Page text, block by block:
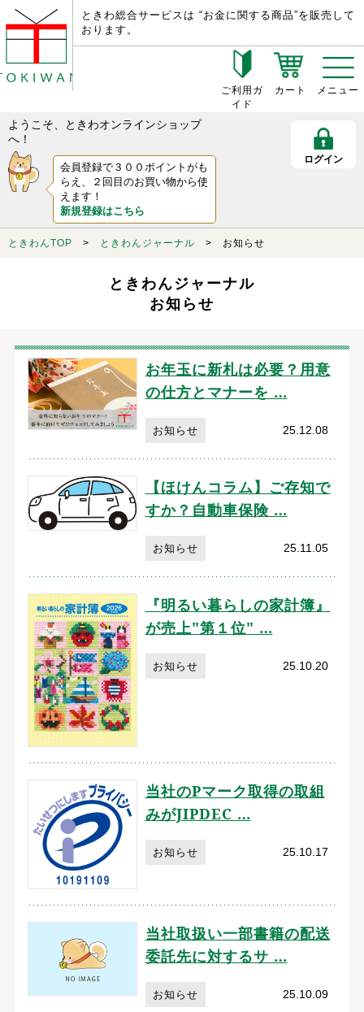
ときわ総合サービスは “お金に関する商品”を販売して
おります。
ご利用ガ
イド
カート メニュー
ようこそ、ときわオンラインショップ
へ！
会員登録で３００ポイントがも
らえ、２回目のお買い物から使
えます！
新規登録はこちら
ログイン
ときわんTOP > ときわんジャーナル > お知らせ
ときわんジャーナル
お知らせ
お年玉に新札は必要？用意
の仕方とマナーを …
お知らせ 25.12.08
【ほけんコラム】ご存知で
すか？自動車保険 …
お知らせ 25.11.05
『明るい暮らしの家計簿』
が売上"第１位" …
お知らせ 25.10.20
当社のPマーク取得の取組
みがJIPDEC …
お知らせ 25.10.17
当社取扱い一部書籍の配送
委託先に対するサ …
お知らせ 25.10.09